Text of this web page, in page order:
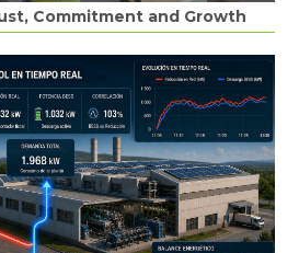
Commitment and Growth